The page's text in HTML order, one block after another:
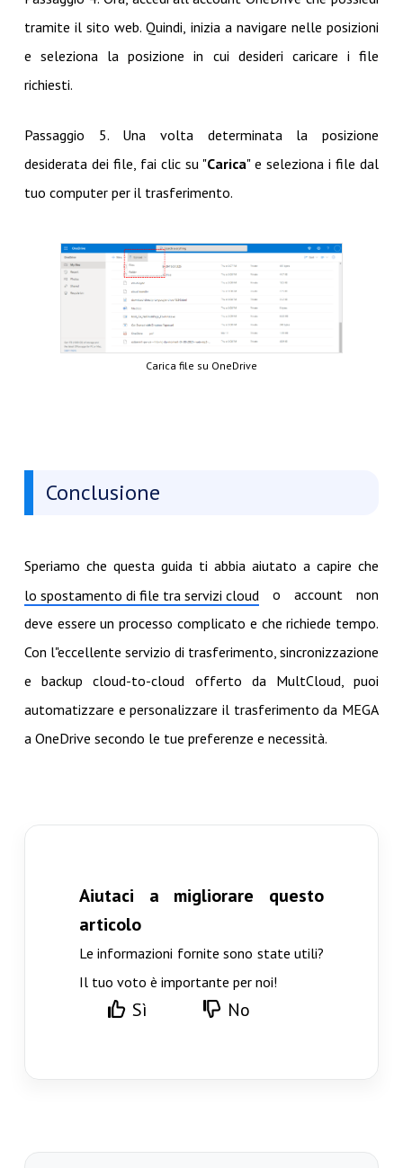
tramite il sito web. Quindi, inizia a navigare nelle posizioni
e seleziona la posizione in cui desideri caricare i file
richiesti.
Passaggio 5. Una volta determinata la posizione
desiderata dei file, fai clic su "Carica" e seleziona i file dal
tuo computer per il trasferimento.
Carica file su OneDrive
Conclusione
Speriamo che questa guida ti abbia aiutato a capire che
lo spostamento di file tra servizi cloud o account non
deve essere un processo complicato e che richiede tempo.
Con l"eccellente servizio di trasferimento, sincronizzazione
e backup cloud-to-cloud offerto da MultCloud, puoi
automatizzare e personalizzare il trasferimento da MEGA
a OneDrive secondo le tue preferenze e necessità.
Aiutaci a migliorare questo
articolo
Le informazioni fornite sono state utili?
Il tuo voto è importante per noi!
Sì No